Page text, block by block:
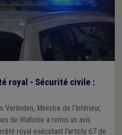
royal - Sécurité civile :
Verlinden, Ministre de l’Intérieur,
de Wallonie a remis un avis
royal exécutant l’article 67 de